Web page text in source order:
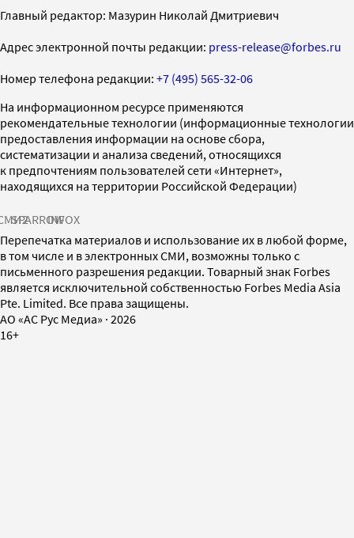
Главный редактор: Мазурин Николай Дмитриевич
Адрес электронной почты редакции: press-release@forbes.ru
Номер телефона редакции: +7 (495) 565-32-06
На информационном ресурсе применяются
рекомендательные технологии (информационные технологии
предоставления информации на основе сбора,
систематизации и анализа сведений, относящихся
к предпочтениям пользователей сети «Интернет»,
находящихся на территории Российской Федерации)
SPARROWINFOX
Перепечатка материалов и использование их в любой форме,
в том числе и в электронных СМИ, возможны только с
письменного разрешения редакции. Товарный знак Forbes
является исключительной собственностью Forbes Media Asia
Pte. Limited. Все права защищены.
AO «АС Рус Медиа» · 2026
16+